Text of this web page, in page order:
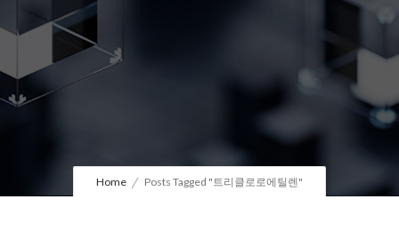
Home Posts Tagged "트리클로로에틸렌"